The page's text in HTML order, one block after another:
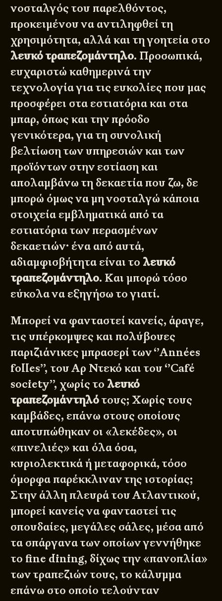
νοσταλγός του παρελθόντος,
προκειμένου να αντιληφθεί τη
χρησιμότητα, αλλά και τη γοητεία στο
λευκό τραπεζομάντηλο. Προσωπικά,
ευχαριστώ καθημερινά την
τεχνολογία για τις ευκολίες που μας
προσφέρει στα εστιατόρια και στα
μπαρ, όπως και την πρόοδο
γενικότερα, για τη συνολική
βελτίωση των υπηρεσιών και των
προϊόντων στην εστίαση και
απολαμβάνω τη δεκαετία που ζω, δε
μπορώ όμως να μη νοσταλγώ κάποια
στοιχεία εμβληματικά από τα
εστιατόρια των περασμένων
δεκαετιών· ένα από αυτά,
αδιαμφισβήτητα είναι το λευκό
τραπεζομάντηλο. Και μπορώ τόσο
εύκολα να εξηγήσω το γιατί.
Μπορεί να φανταστεί κανείς, άραγε,
τις υπέρκομψες και πολύβουες
παριζιάνικες μπρασερί των ‘’Années
folles’’, του Αρ Ντεκό και του ‘’Café
society’’, χωρίς το λευκό
τραπεζομάντηλότους; Χωρίς τους
καμβάδες, επάνω στους οποίους
αποτυπώθηκαν οι «λεκέδες», οι
«πινελιές» και όλα όσα,
κυριολεκτικά ή μεταφορικά, τόσο
όμορφα παρέκκλιναν της ιστορίας;
Στην άλλη πλευρά του Ατλαντικού,
μπορεί κανείς να φανταστεί τις
σπουδαίες, μεγάλες σάλες, μέσα από
τα σπάργανα των οποίων γεννήθηκε
το fine dining, δίχως την «πανοπλία»
των τραπεζιών τους, το κάλυμμα
επάνω στο οποίο τελούνταν